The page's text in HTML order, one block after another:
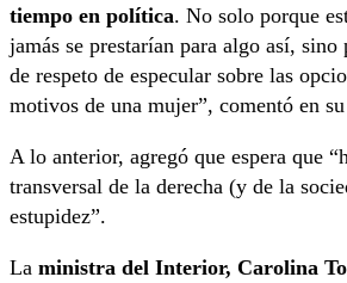
tiempo en política. No solo porque
jamás se prestarían para algo así,
de respeto de especular sobre las
motivos de una mujer”, comentó en
A lo anterior, agregó que espera que
transversal de la derecha (y de la
estupidez”.
La ministra del Interior, Carolina